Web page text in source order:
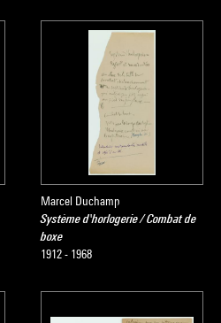
Marcel Duchamp
Système d'horlogerie / Combat de
boxe
1912 - 1968